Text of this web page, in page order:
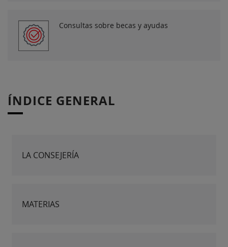
Consultas sobre becas y ayudas
ÍNDICE GENERAL
LA CONSEJERÍA
MATERIAS